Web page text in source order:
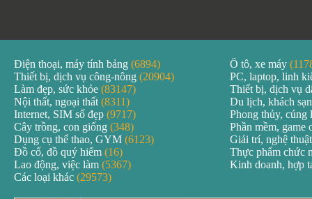
Điện thoại, máy tính bảng (6894) Ô tô, xe máy
Thiết bị, dịch vụ công-nông (20904)
PC, laptop, linh
Làm đẹp, sức khỏe (83147)
Thiết bị, dịch vụ
Nội thất, ngoại thất (8311)
Du lịch, khách
Internet, SIM số đẹp (9717)
Phong thủy, cúng
Cây trồng, con giống (348)
Phần mềm, game
Dụng cụ thể thao, GYM (6123)
Giải trí, nghệ
Đồ cổ, đồ quý hiếm (16)
Thực phẩm chức
Lao động, việc làm (5367)
Kinh doanh, hợp
Các loại khác (29573)